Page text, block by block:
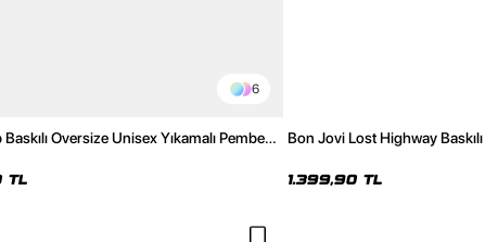
6
Oversize Unisex Yıkamalı Pembe
TL
Bon Jovi Lost Highway
1.399,90 TL